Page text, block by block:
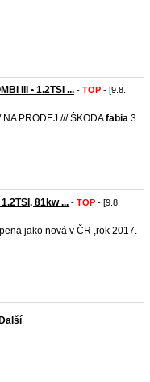
III • 1.2TSI ... - TOP - [9.8.
PRODEJ /// ŠKODAfabia 3
81kw ... - TOP - [9.8.
jako nová v ČR ,rok 2017.
Další